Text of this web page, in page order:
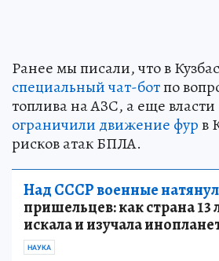
Ранее мы писали, что в
специальный чат-ботпо
топлива на АЗС, а еще власти
ограничили движение фурв
рисков атак БПЛА.
Над СССР военные
пришельцев: как страна 13
искала и изучала
НАУКА